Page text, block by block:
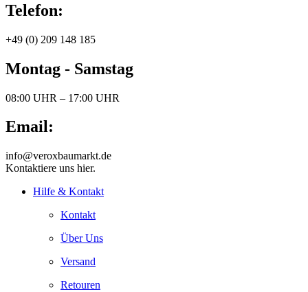
Telefon:
+49 (0) 209 148 185
Montag - Samstag
08:00 UHR – 17:00 UHR
Email:
info@veroxbaumarkt.de
Kontaktiere uns hier.
Hilfe & Kontakt
Kontakt
Über Uns
Versand
Retouren